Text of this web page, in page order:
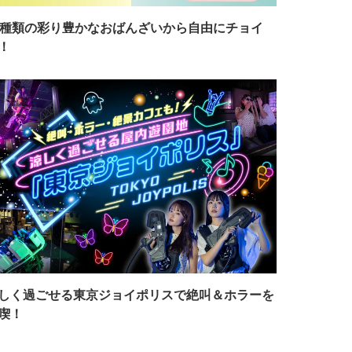
類の彩り豊かなおばんざいから自由にチョイ
く過ごせる東京ジョイポリスで絶叫＆ホラーを
！